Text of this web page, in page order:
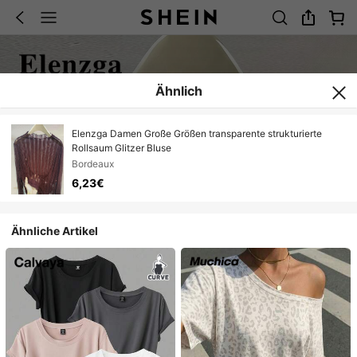
Ähnlich
Elenzga Damen Große Größen transparente strukturierte
Rollsaum Glitzer Bluse
Bordeaux
6,23€
Ähnliche Artikel